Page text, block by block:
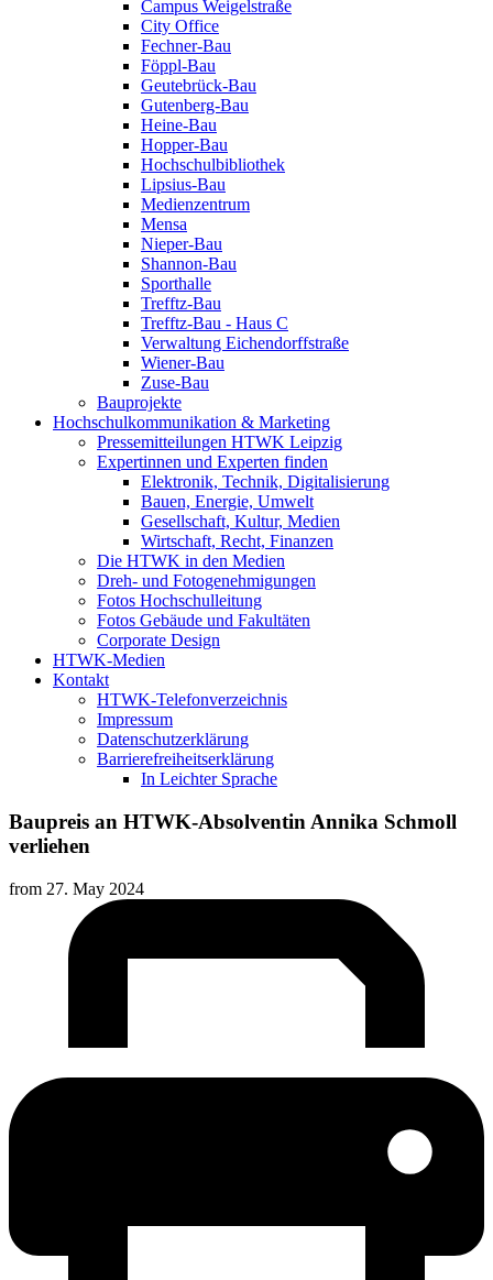
Campus Weigelstraße
City Office
Fechner-Bau
Föppl-Bau
Geutebrück-Bau
Gutenberg-Bau
Heine-Bau
Hopper-Bau
Hochschulbibliothek
Lipsius-Bau
Medienzentrum
Mensa
Nieper-Bau
Shannon-Bau
Sporthalle
Trefftz-Bau
Trefftz-Bau - Haus C
Verwaltung Eichendorffstraße
Wiener-Bau
Zuse-Bau
Bauprojekte
Hochschulkommunikation & Marketing
Pressemitteilungen HTWK Leipzig
Expertinnen und Experten finden
Elektronik, Technik, Digitalisierung
Bauen, Energie, Umwelt
Gesellschaft, Kultur, Medien
Wirtschaft, Recht, Finanzen
Die HTWK in den Medien
Dreh- und Fotogenehmigungen
Fotos Hochschulleitung
Fotos Gebäude und Fakultäten
Corporate Design
HTWK-Medien
Kontakt
HTWK-Telefonverzeichnis
Impressum
Datenschutzerklärung
Barrierefreiheitserklärung
In Leichter Sprache
Baupreis an HTWK-Absolventin Annika Schmoll
verliehen
from 27. May 2024